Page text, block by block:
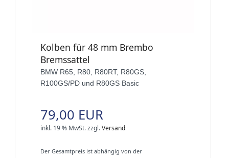
Kolben für 48 mm Brembo
Bremssattel
BMW R65, R80, R80RT, R80GS,
R100GS/PD und R80GS Basic
79,00 EUR
inkl. 19 % MwSt.zzgl.Versand
Der Gesamtpreis ist abhängig von der